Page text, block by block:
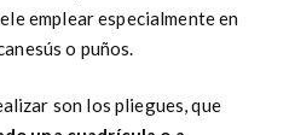
emplear especialmente en
o puños.
son los pliegues, que